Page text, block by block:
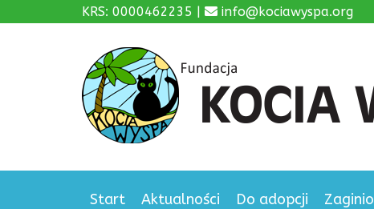
KRS: 0000462235 | info@kociawyspa.org
Start Aktualności Do adopcji